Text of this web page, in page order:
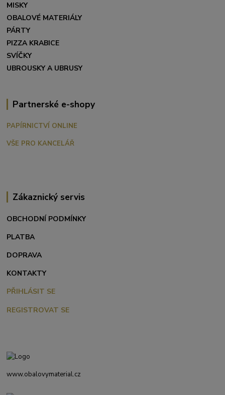
MISKY
OBALOVÉ MATERIÁLY
PÁRTY
PIZZA KRABICE
SVÍČKY
UBROUSKY A UBRUSY
Partnerské e-shopy
PAPÍRNICTVÍ ONLINE
VŠE PRO KANCELÁŘ
Zákaznický servis
OBCHODNÍ PODMÍNKY
PLATBA
DOPRAVA
KONTAKTY
PŘIHLÁSIT SE
REGISTROVAT SE
www.obalovymaterial.cz